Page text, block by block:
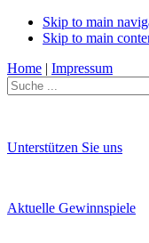
Skip to main
Skip to main
Home | Impressum
Unterstützen Sie uns
Aktuelle Gewinnspiele